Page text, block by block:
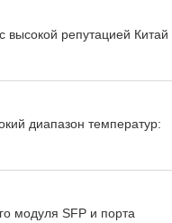
репутацией Китай
диапазон температур:
модуля SFP и порта